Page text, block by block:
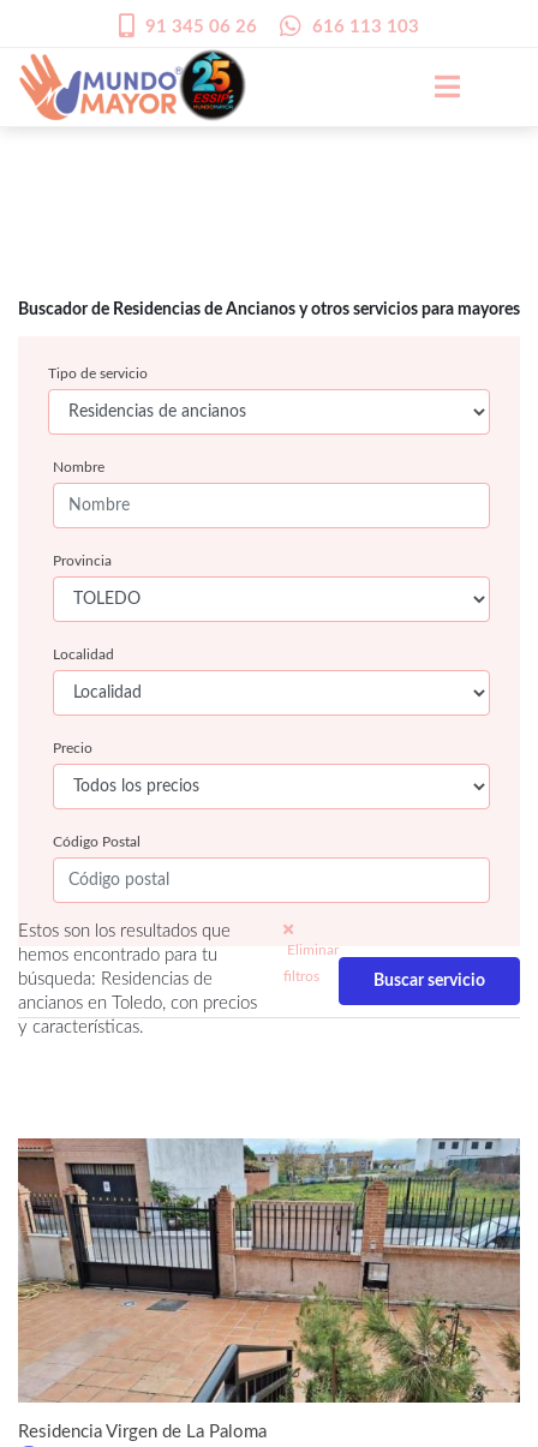
91 345 06 26 616 113 103
Buscador de Residencias de Ancianos y otros servicios para mayores
Tipo de servicio
Nombre
Provincia
Localidad
Precio
Código Postal
Estos son los resultados que
hemos encontrado para tu
búsqueda: Residencias de
ancianos en Toledo, con precios
y características.
Eliminar
filtros
Residencia Virgen de La Paloma